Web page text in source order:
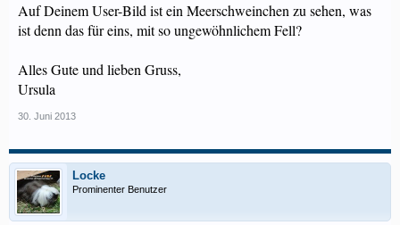
Auf Deinem User-Bild ist ein Meerschweinchen zu sehen, was
ist denn das für eins, mit so ungewöhnlichem Fell?
Alles Gute und lieben Gruss,
Ursula
30. Juni 2013
Locke
Prominenter Benutzer